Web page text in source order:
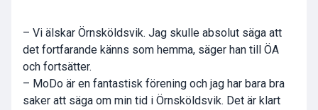
– Vi älskar Örnsköldsvik. Jag skulle absolut säga att
det fortfarande känns som hemma, säger han till ÖA
och fortsätter.
– MoDo är en fantastisk förening och jag har bara bra
saker att säga om min tid i Örnsköldsvik. Det är klart